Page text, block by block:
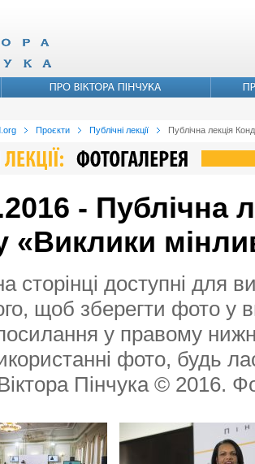
Проєкти Публічні лекції Публічна лекція
- Публічна
«Виклики
сторінці доступні для
щоб зберегти фото у
у правому
фото, будь
Пінчука © 2016.